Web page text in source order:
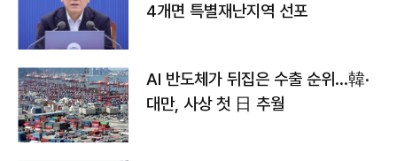
4개면 특별재난지역 선포
AI 반도체가 뒤집은 수출 순위…韓·
대만, 사상 첫 日 추월